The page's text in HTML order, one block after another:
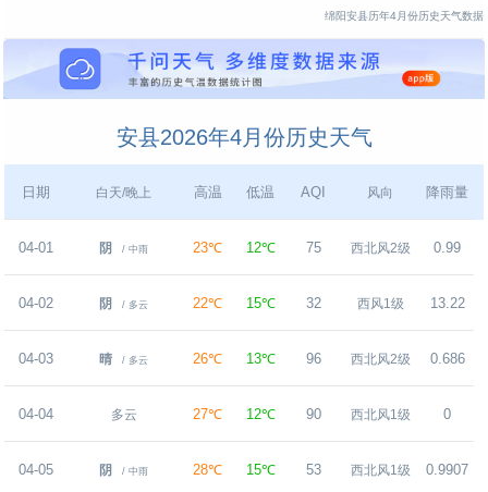
绵阳安县历年4月份历史天气数据
安县2026年4月份历史天气
日期 白天/晚上 高温 低温 AQI 风向 降雨量
04-01 阴 / 中雨 23℃ 12℃ 75 西北风2级 0.99
04-02 阴 / 多云 22℃ 15℃ 32 西风1级 13.22
04-03 晴 / 多云 26℃ 13℃ 96 西北风2级 0.686
04-04 多云 27℃ 12℃ 90 西北风1级 0
04-05 阴 / 中雨 28℃ 15℃ 53 西北风1级 0.9907